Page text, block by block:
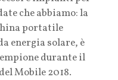
che abbiamo: la
portatile
energia solare, è
durante il
Mobile 2018.